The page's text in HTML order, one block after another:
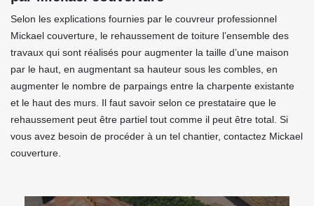
Selon les explications fournies par le couvreur professionnel
Mickael couverture, le rehaussement de toiture l’ensemble des
travaux qui sont réalisés pour augmenter la taille d’une maison
par le haut, en augmentant sa hauteur sous les combles, en
augmenter le nombre de parpaings entre la charpente existante
et le haut des murs. Il faut savoir selon ce prestataire que le
rehaussement peut être partiel tout comme il peut être total. Si
vous avez besoin de procéder à un tel chantier, contactez Mickael
couverture.